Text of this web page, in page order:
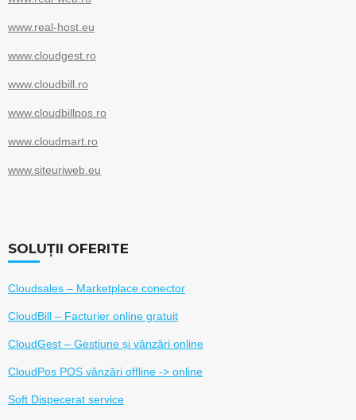
www.real-host.eu
www.cloudgest.ro
www.cloudbill.ro
www.cloudbillpos.ro
www.cloudmart.ro
www.siteuriweb.eu
SOLUȚII OFERITE
Cloudsales – Marketplace conector
CloudBill – Facturier online gratuit
CloudGest – Gestiune și vânzări online
CloudPos POS vânzări offline -> online
Soft Dispecerat service